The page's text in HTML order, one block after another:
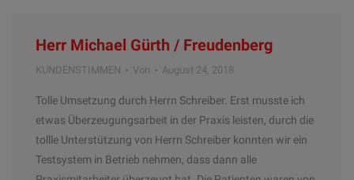
Herr Michael Gürth / Freudenberg
KUNDENSTIMMEN Von August 24, 2018
Tolle Umsetzung durch Herrn Schreiber. Erst musste ich
etwas Überzeugungsarbeit in der Praxis leisten, durch die
tollle Unterstützung von Herrn Schreiber konnten wir ein
Testsystem in Betrieb nehmen, dass dann alle